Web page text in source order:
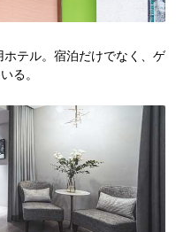
テル。宿泊だけでなく、ゲ
る。